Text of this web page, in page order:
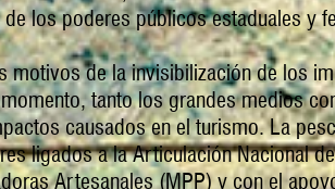
los poderes públicos estaduales y
motivos de la invisibilización de los
tanto los grandes medios
causados en el turismo. La
ligados a la Articulación Nacional
Artesanales (MPP) y con el